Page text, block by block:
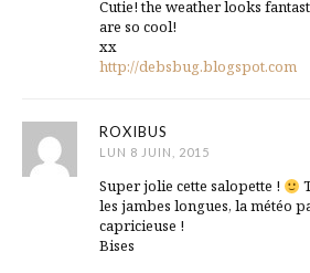
Cutie! the weather looks
are so cool!
xx
http://debsbug.blogspot.com
ROXIBUS
LUN 8 JUIN, 2015
Super jolie cette salopette !
les jambes longues, la météo
capricieuse !
Bises